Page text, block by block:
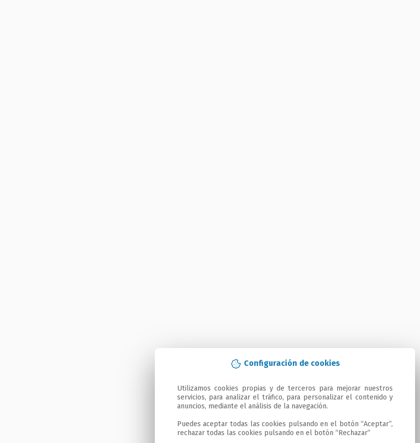
Configuración de cookies
Utilizamos cookies propias y de terceros para mejorar nuestros
servicios, para analizar el tráfico, para personalizar el contenido y
anuncios, mediante el análisis de la navegación.
Puedes aceptar todas las cookies pulsando en el botón “Aceptar”,
rechazar todas las cookies pulsando en el botón “Rechazar”